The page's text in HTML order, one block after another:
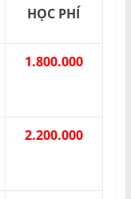
HỌC PHÍ
1.800.000
2.200.000